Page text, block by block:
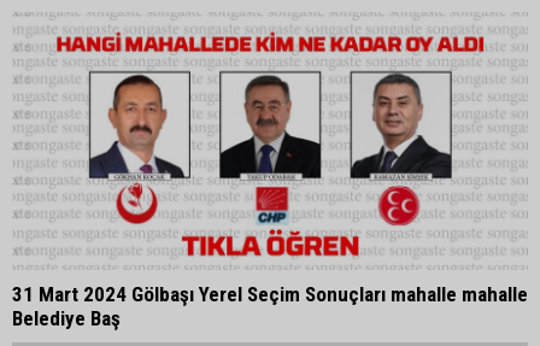
31 Mart 2024 Gölbaşı Yerel Seçim Sonuçları mahalle mahalle
Belediye Baş